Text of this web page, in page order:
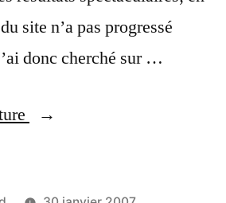
site n’a pas progressé
donc cherché sur …
« Témoignage